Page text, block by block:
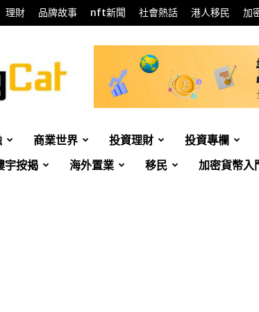
理財 品牌故事 nft新聞 社會熱話 港人移民 加
商業世界 投資理財 投資專欄
宇按揭 海外置業 移民 加密貨幣入